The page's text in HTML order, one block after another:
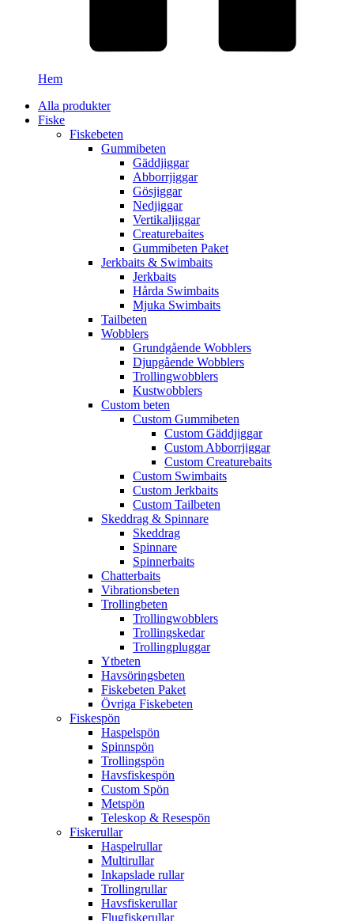
Hem
Alla produkter
Fiske
Fiskebeten
Gummibeten
Gäddjiggar
Abborrjiggar
Gösjiggar
Nedjiggar
Vertikaljiggar
Creaturebaites
Gummibeten Paket
Jerkbaits & Swimbaits
Jerkbaits
Hårda Swimbaits
Mjuka Swimbaits
Tailbeten
Wobblers
Grundgående Wobblers
Djupgående Wobblers
Trollingwobblers
Kustwobblers
Custom beten
Custom Gummibeten
Custom Gäddjiggar
Custom Abborrjiggar
Custom Creaturebaits
Custom Swimbaits
Custom Jerkbaits
Custom Tailbeten
Skeddrag & Spinnare
Skeddrag
Spinnare
Spinnerbaits
Chatterbaits
Vibrationsbeten
Trollingbeten
Trollingwobblers
Trollingskedar
Trollingpluggar
Ytbeten
Havsöringsbeten
Fiskebeten Paket
Övriga Fiskebeten
Fiskespön
Haspelspön
Spinnspön
Trollingspön
Havsfiskespön
Custom Spön
Metspön
Teleskop & Resespön
Fiskerullar
Haspelrullar
Multirullar
Inkapslade rullar
Trollingrullar
Havsfiskerullar
Flugfiskerullar